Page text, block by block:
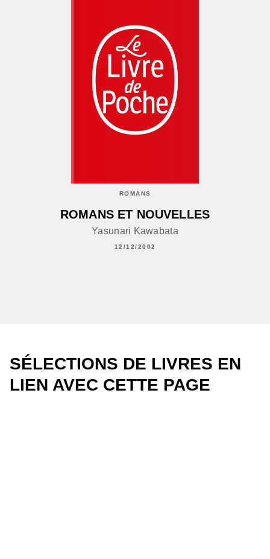
ROMANS
ROMANS ET NOUVELLES
Yasunari Kawabata
12/12/2002
SÉLECTIONS DE LIVRES EN
LIEN AVEC CETTE PAGE